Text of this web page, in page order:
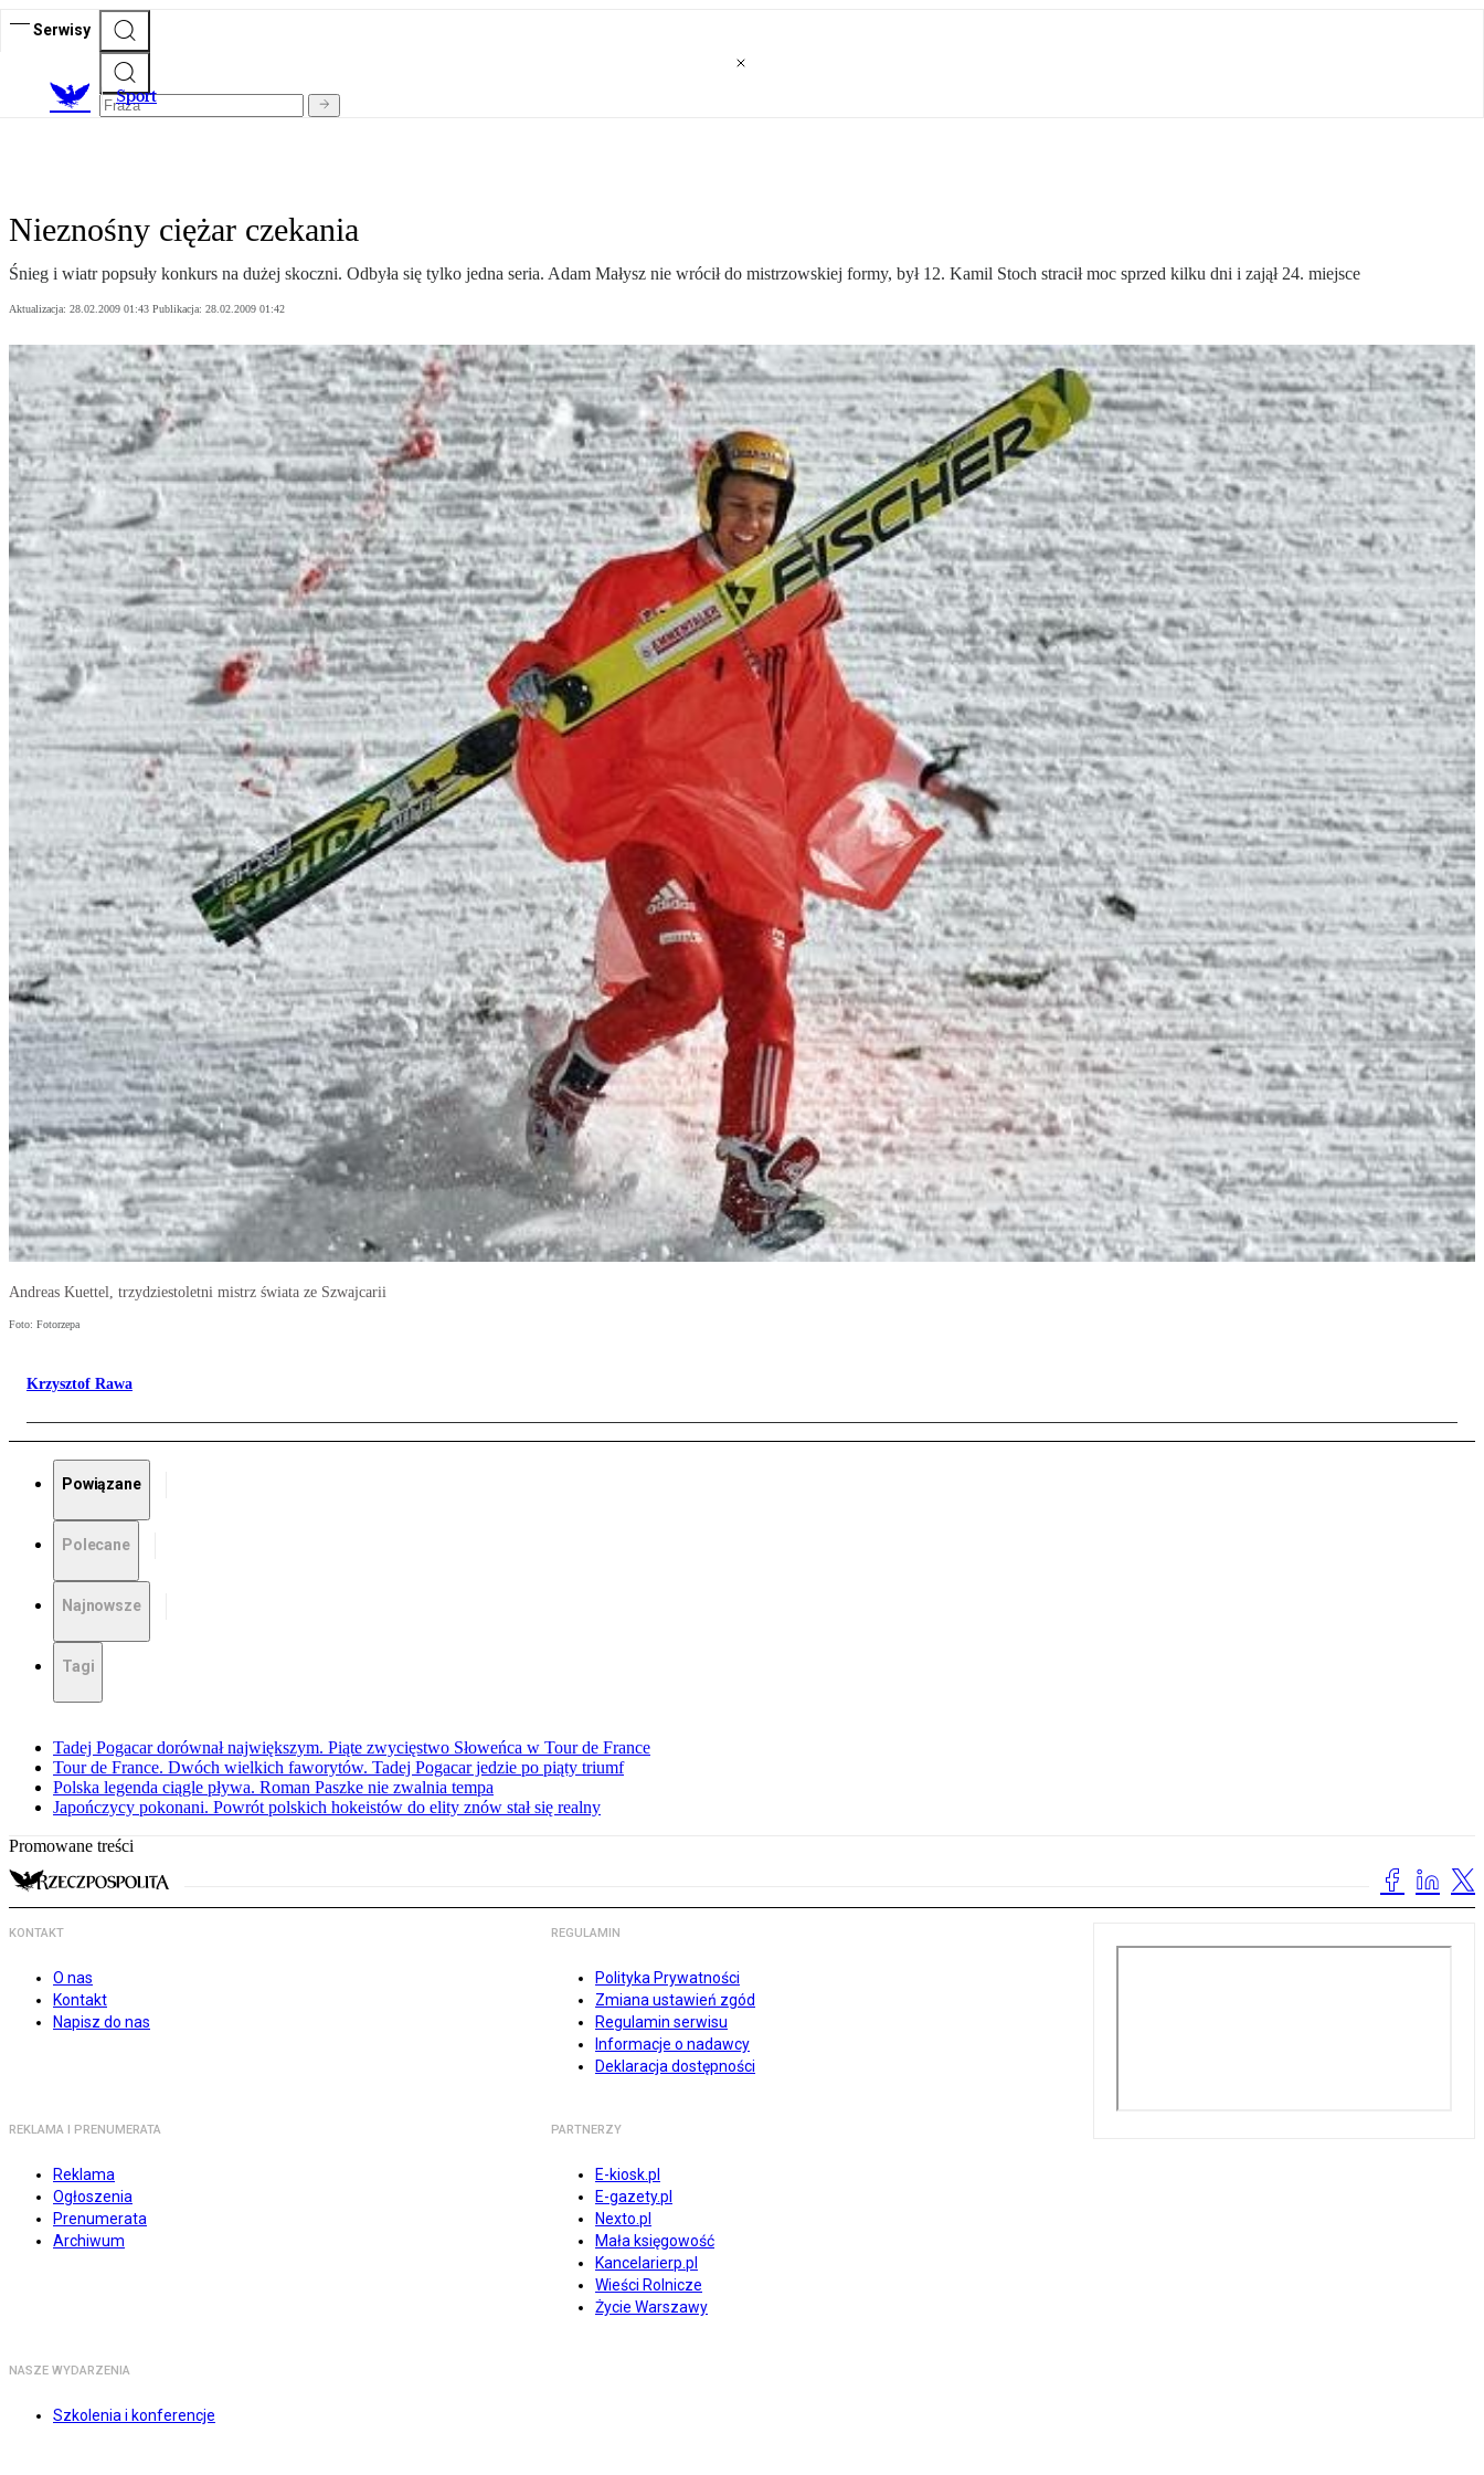
Serwisy
Sport
Nieznośny ciężar czekania
Śnieg i wiatr popsuły konkurs na dużej skoczni. Odbyła się tylko jedna seria. Adam Małysz nie wrócił do mistrzowskiej formy, był 12. Kamil Stoch stracił moc sprzed kilku dni i zajął 24. miejsce
Aktualizacja: 28.02.2009 01:43 Publikacja: 28.02.2009 01:42
Andreas Kuettel, trzydziestoletni mistrz świata ze Szwajcarii
Foto: Fotorzepa
Krzysztof Rawa
Powiązane
Polecane
Najnowsze
Tagi
Tadej Pogacar dorównał największym. Piąte zwycięstwo Słoweńca w Tour de France
Tour de France. Dwóch wielkich faworytów. Tadej Pogacar jedzie po piąty triumf
Polska legenda ciągle pływa. Roman Paszke nie zwalnia tempa
Japończycy pokonani. Powrót polskich hokeistów do elity znów stał się realny
Promowane treści
KONTAKT
O nas
Kontakt
Napisz do nas
REGULAMIN
Polityka Prywatności
Zmiana ustawień zgód
Regulamin serwisu
Informacje o nadawcy
Deklaracja dostępności
REKLAMA I PRENUMERATA
Reklama
Ogłoszenia
Prenumerata
Archiwum
PARTNERZY
E-kiosk.pl
E-gazety.pl
Nexto.pl
Mała księgowość
Kancelarierp.pl
Wieści Rolnicze
Życie Warszawy
NASZE WYDARZENIA
Szkolenia i konferencje